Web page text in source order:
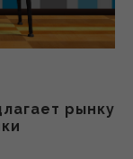
рынку